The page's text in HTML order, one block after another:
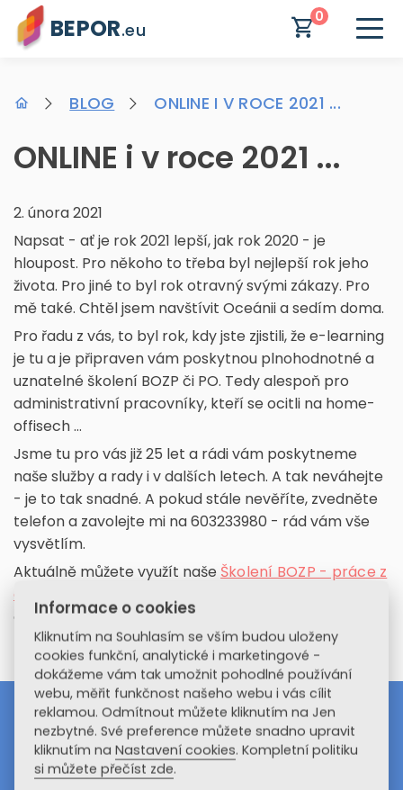
BEPOR.eu
0
BLOG ONLINE I V ROCE 2021 ...
ONLINE i v roce 2021 ...
2. února 2021
Napsat - ať je rok 2021 lepší, jak rok 2020 - je
hloupost. Pro někoho to třeba byl nejlepší rok jeho
života. Pro jiné to byl rok otravný svými zákazy. Pro
mě také. Chtěl jsem navštívit Oceánii a sedím doma.
Pro řadu z vás, to byl rok, kdy jste zjistili, že e-learning
je tu a je připraven vám poskytnou plnohodnotné a
uznatelné školení BOZP či PO. Tedy alespoň pro
administrativní pracovníky, kteří se ocitli na home-
offisech ...
Jsme tu pro vás již 25 let a rádi vám poskytneme
naše služby a rady i v dalších letech. A tak neváhejte
- je to tak snadné. A pokud stále nevěříte, zvedněte
telefon a zavolejte mi na 603233980 - rád vám vše
vysvětlím.
Aktuálně můžete využít naše Školení BOZP - práce z
domova
o svých povinnostech.
BEPOR.eu
E-LEARNING EDUCATION
zpečnost práce |POžární ochrana |
Informace o cookies
Kliknutím na Souhlasím se vším budou uloženy
cookies funkční, analytické i marketingové -
dokážeme vám tak umožnit pohodlné používání
webu, měřit funkčnost našeho webu i vás cílit
reklamou. Odmítnout můžete kliknutím na Jen
nezbytné. Své preference můžete snadno upravit
kliknutím naNastavení cookies. Kompletní politiku
si můžete přečíst zde.